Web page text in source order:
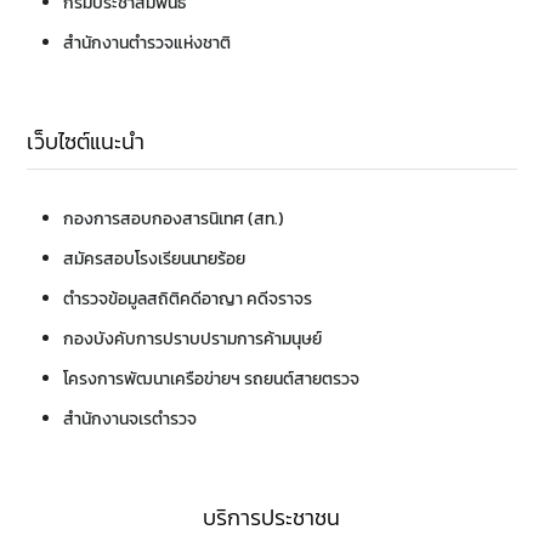
สำนักงานตำรวจแห่งชาติ
เว็บไซต์แนะนำ
กองการสอบกองสารนิเทศ (สท.)
สมัครสอบโรงเรียนนายร้อย
ตำรวจข้อมูลสถิติคดีอาญา คดีจราจร
กองบังคับการปราบปรามการค้ามนุษย์
โครงการพัฒนาเครือข่ายฯ รถยนต์สายตรวจ
สำนักงานจเรตำรวจ
บริการประชาชน